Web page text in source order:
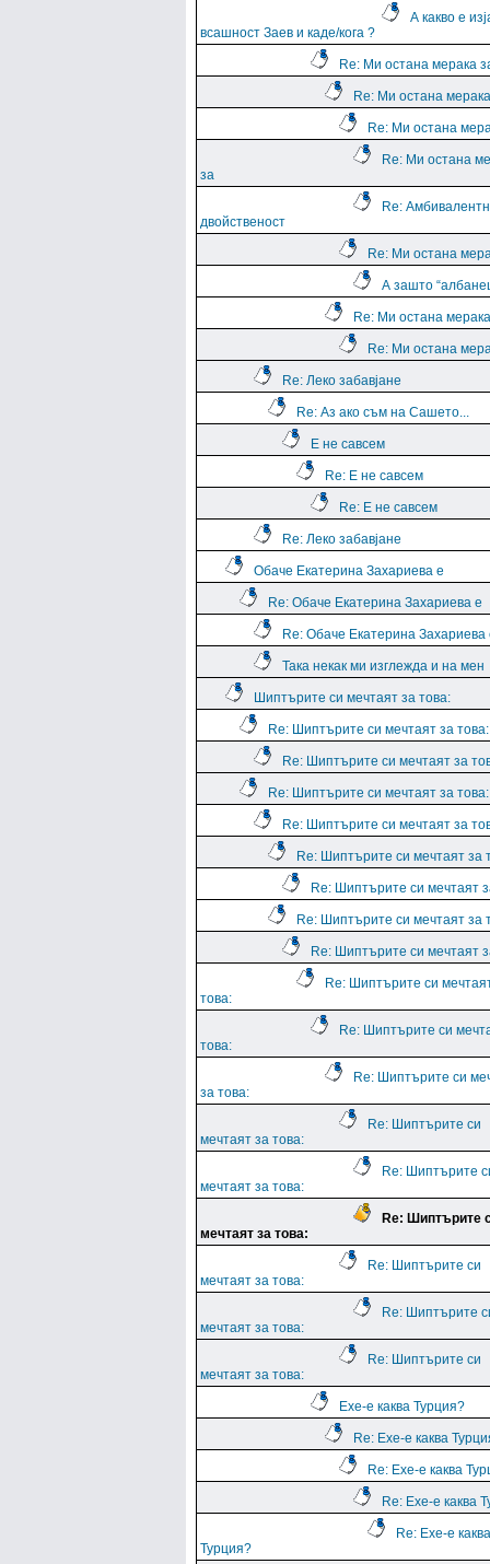
А какво е
всашност Заев и каде/кога ?
Re: Ми остана мерака
Re: Ми остана
Re: Ми остана
Re: Ми остана
за
Re:
двойственост
Re: Ми остана
А зашто
Re: Ми остана
Re: Ми остана
Re: Леко забавјане
Re: Аз ако съм на Сашето...
Е не савсем
Re: Е не савсем
Re: Е не савсем
Re: Леко забавјане
Обаче Екатерина Захариева е
Re: Обаче Екатерина Захариева е
Re: Обаче Екатерина Захариева
Така некак ми изглежда и на мен
Шиптърите си мечтаят за това:
Re: Шиптърите си мечтаят за това:
Re: Шиптърите си мечтаят за
Re: Шиптърите си мечтаят за това:
Re: Шиптърите си мечтаят за
Re: Шиптърите си мечтаят за
Re: Шиптърите си мечтаят
Re: Шиптърите си мечтаят за
Re: Шиптърите си мечтаят
Re: Шиптърите си
това:
Re: Шиптърите си
това:
Re: Шиптърите си
за това:
Re: Шиптърите си
мечтаят за това:
Re: Шиптърите
мечтаят за това:
Re: Шиптърите
мечтаят за това:
Re: Шиптърите си
мечтаят за това:
Re: Шиптърите
мечтаят за това:
Re: Шиптърите си
мечтаят за това:
Ехе-е каква Турция?
Re: Ехе-е каква
Re: Ехе-е каква
Re: Ехе-е каква
Re: Ехе-е каква
Турция?